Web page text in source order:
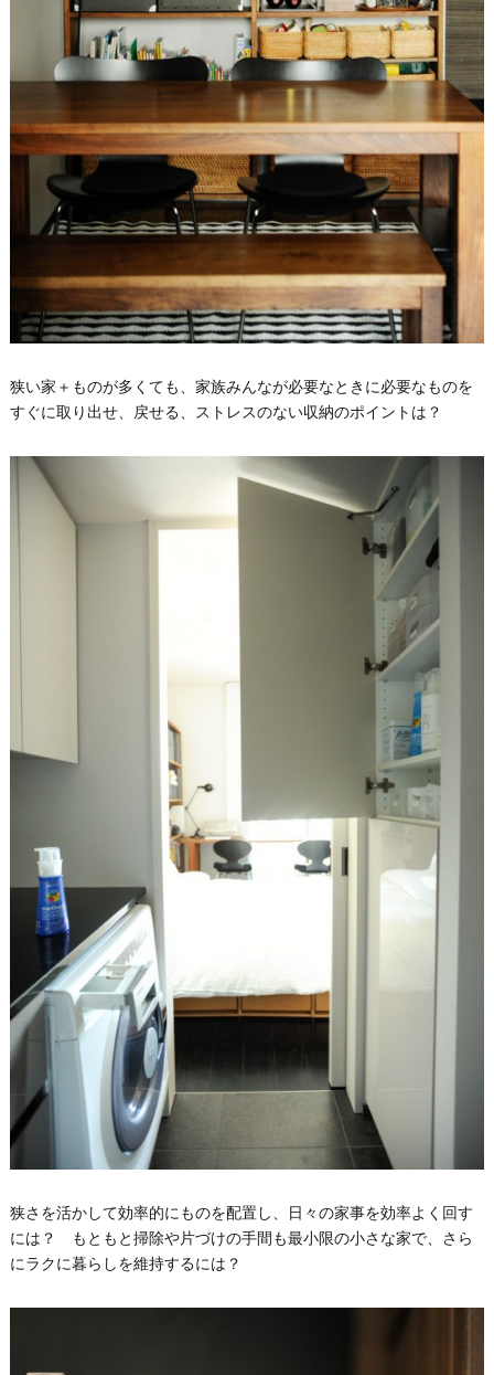
狭い家＋ものが多くても、家族みんなが必要なときに必要なものを
すぐに取り出せ、戻せる、ストレスのない収納のポイントは？
狭さを活かして効率的にものを配置し、日々の家事を効率よく回す
には？ もともと掃除や片づけの手間も最小限の小さな家で、さら
にラクに暮らしを維持するには？